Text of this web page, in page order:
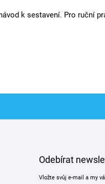
k sestavení. Pro ruční
Odebírat
Vložte svůj e-mail a my